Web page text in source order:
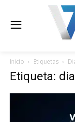
Inicio Etiquetas
Etiqueta: